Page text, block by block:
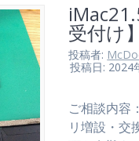
受付け】
投稿者:
投稿日: 2024
ご相談内容
リ増設・交